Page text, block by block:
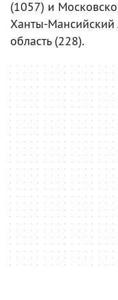
(1057) и
Ханты-
область (228).